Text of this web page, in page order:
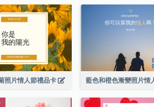
照片情人節禮品卡